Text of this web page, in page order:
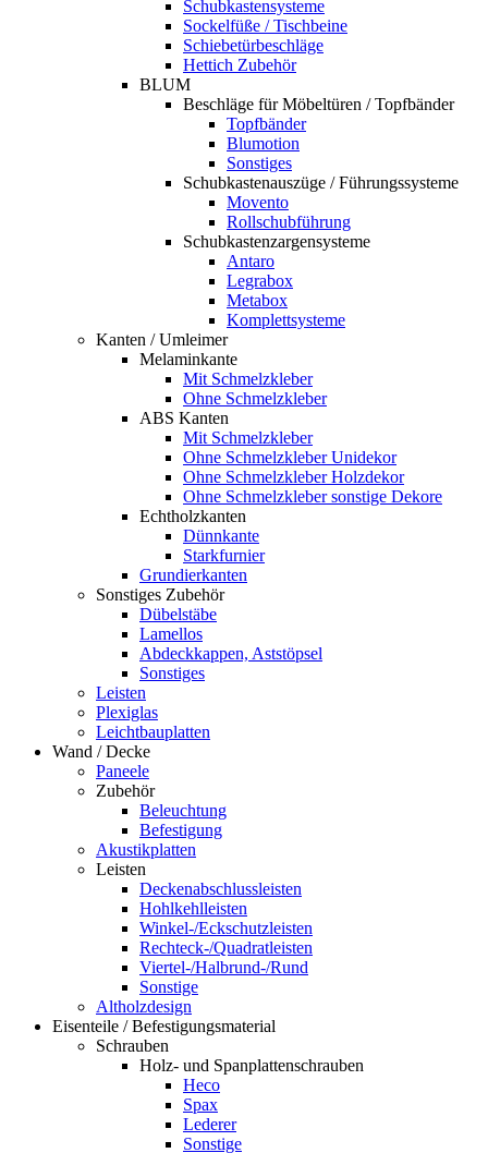
Schubkastensysteme
Sockelfüße / Tischbeine
Schiebetürbeschläge
Hettich Zubehör
BLUM
Beschläge für Möbeltüren / Topfbänder
Topfbänder
Blumotion
Sonstiges
Schubkastenauszüge / Führungssysteme
Movento
Rollschubführung
Schubkastenzargensysteme
Antaro
Legrabox
Metabox
Komplettsysteme
Kanten / Umleimer
Melaminkante
Mit Schmelzkleber
Ohne Schmelzkleber
ABS Kanten
Mit Schmelzkleber
Ohne Schmelzkleber Unidekor
Ohne Schmelzkleber Holzdekor
Ohne Schmelzkleber sonstige Dekore
Echtholzkanten
Dünnkante
Starkfurnier
Grundierkanten
Sonstiges Zubehör
Dübelstäbe
Lamellos
Abdeckkappen, Aststöpsel
Sonstiges
Leisten
Plexiglas
Leichtbauplatten
Wand / Decke
Paneele
Zubehör
Beleuchtung
Befestigung
Akustikplatten
Leisten
Deckenabschlussleisten
Hohlkehlleisten
Winkel-/Eckschutzleisten
Rechteck-/Quadratleisten
Viertel-/Halbrund-/Rund
Sonstige
Altholzdesign
Eisenteile / Befestigungsmaterial
Schrauben
Holz- und Spanplattenschrauben
Heco
Spax
Lederer
Sonstige